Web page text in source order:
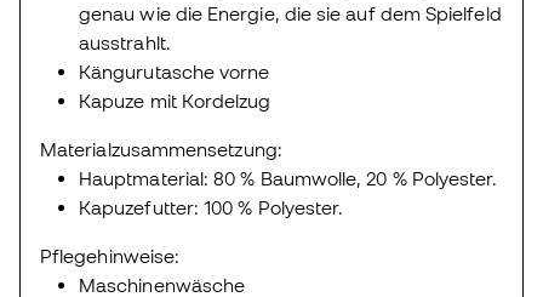
genau wie die Energie, die sie auf dem Spielfeld
ausstrahlt.
Kängurutasche vorne
Kapuze mit Kordelzug
Materialzusammensetzung:
Hauptmaterial: 80 % Baumwolle, 20 % Polyester.
Kapuzefutter: 100 % Polyester.
Pflegehinweise:
Maschinenwäsche